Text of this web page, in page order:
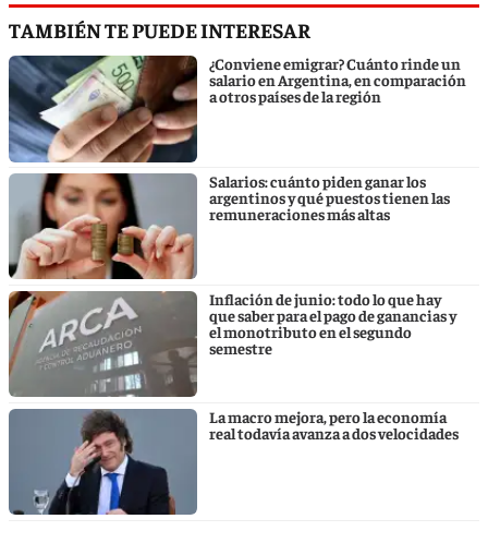
TAMBIÉN TE PUEDE INTERESAR
¿Conviene emigrar? Cuánto rinde un
salario en Argentina, en comparación
a otros países de la región
Salarios: cuánto piden ganar los
argentinos y qué puestos tienen las
remuneraciones más altas
Inflación de junio: todo lo que hay
que saber para el pago de ganancias y
el monotributo en el segundo
semestre
La macro mejora, pero la economía
real todavía avanza a dos velocidades